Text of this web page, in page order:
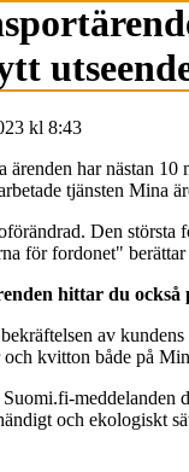
kl 8:43
ärenden har nästan
tjänsten Mina
Den största
för fordonet"
hittar du också
av
kvitton både på
och ekologiskt